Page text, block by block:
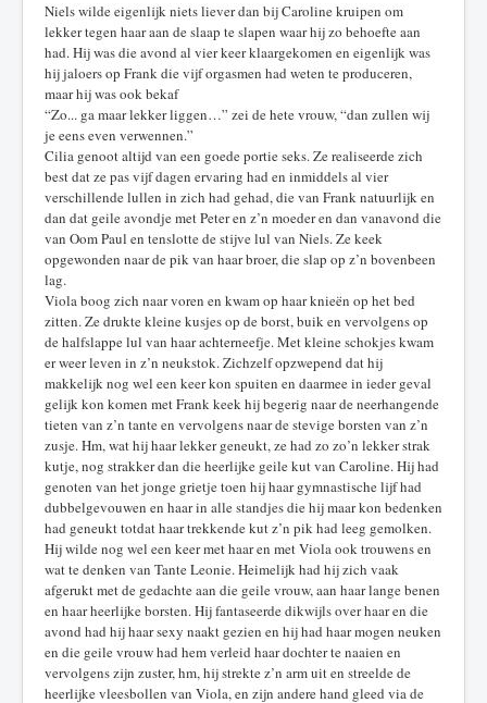
Niels wilde eigenlijk niets liever dan bij Caroline kruipen om
lekker tegen haar aan de slaap te slapen waar hij zo behoefte aan
had. Hij was die avond al vier keer klaargekomen en eigenlijk was
hij jaloers op Frank die vijf orgasmen had weten te produceren,
maar hij was ook bekaf
“Zo... ga maar lekker liggen…” zei de hete vrouw, “dan zullen wij
je eens even verwennen.”
Cilia genoot altijd van een goede portie seks. Ze realiseerde zich
best dat ze pas vijf dagen ervaring had en inmiddels al vier
verschillende lullen in zich had gehad, die van Frank natuurlijk en
dan dat geile avondje met Peter en z’n moeder en dan vanavond die
van Oom Paul en tenslotte de stijve lul van Niels. Ze keek
opgewonden naar de pik van haar broer, die slap op z’n bovenbeen
lag.
Viola boog zich naar voren en kwam op haar knieën op het bed
zitten. Ze drukte kleine kusjes op de borst, buik en vervolgens op
de halfslappe lul van haar achterneefje. Met kleine schokjes kwam
er weer leven in z’n neukstok. Zichzelf opzwepend dat hij
makkelijk nog wel een keer kon spuiten en daarmee in ieder geval
gelijk kon komen met Frank keek hij begerig naar de neerhangende
tieten van z’n tante en vervolgens naar de stevige borsten van z’n
zusje. Hm, wat hij haar lekker geneukt, ze had zo zo’n lekker strak
kutje, nog strakker dan die heerlijke geile kut van Caroline. Hij had
genoten van het jonge grietje toen hij haar gymnastische lijf had
dubbelgevouwen en haar in alle standjes die hij maar kon bedenken
had geneukt totdat haar trekkende kut z’n pik had leeg gemolken.
Hij wilde nog wel een keer met haar en met Viola ook trouwens en
wat te denken van Tante Leonie. Heimelijk had hij zich vaak
afgerukt met de gedachte aan die geile vrouw, aan haar lange benen
en haar heerlijke borsten. Hij fantaseerde dikwijls over haar en die
avond had hij haar sexy naakt gezien en hij had haar mogen neuken
en die geile vrouw had hem verleid haar dochter te naaien en
vervolgens zijn zuster, hm, hij strekte z’n arm uit en streelde de
heerlijke vleesbollen van Viola, en zijn andere hand gleed via de